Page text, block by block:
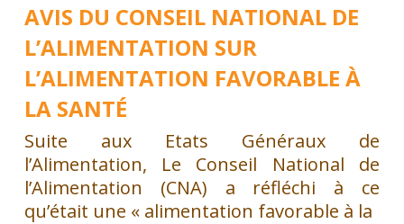
AVIS DU CONSEIL NATIONAL DE
L’ALIMENTATION SUR
L’ALIMENTATION FAVORABLE À
LA SANTÉ
Suite aux Etats Généraux de
l’Alimentation, Le Conseil National de
l’Alimentation (CNA) a réfléchi à ce
qu’était une « alimentation favorable à la